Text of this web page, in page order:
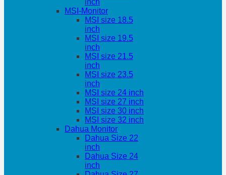
inch
MSI-Monitor
MSI size 18.5
inch
MSI size 19.5
inch
MSI size 21.5
inch
MSI size 23.5
inch
MSI size 24 inch
MSI size 27 inch
MSI size 30 inch
MSI size 32 inch
Dahua Monitor
Dahua Size 22
inch
Dahua Size 24
inch